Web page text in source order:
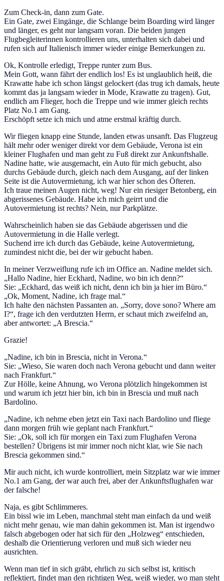
Zum Check-in, dann zum Gate.
Ein Gate, zwei Eingänge, die Schlange beim Boarding wird länger
und länger, es geht nur langsam voran. Die beiden jungen
Flugbegleiterinnen kontrollieren uns, unterhalten sich dabei und
rufen sich auf Italienisch immer wieder einige Bemerkungen zu.
Ok, Kontrolle erledigt, Treppe runter zum Bus.
Mein Gott, wann fährt der endlich los! Es ist unglaublich heiß, die
Krawatte habe ich schon längst gelockert (das trug ich damals, heute
kommt das ja langsam wieder in Mode, Krawatte zu tragen). Gut,
endlich am Flieger, hoch die Treppe und wie immer gleich rechts
Platz No.1 am Gang.
Erschöpft setze ich mich und atme erstmal kräftig durch.
Wir fliegen knapp eine Stunde, landen etwas unsanft. Das Flugzeug
hält mehr oder weniger direkt vor dem Gebäude, Verona ist ein
kleiner Flughafen und man geht zu Fuß direkt zur Ankunftshalle.
Nadine hatte, wie ausgemacht, ein Auto für mich gebucht, also
durchs Gebäude durch, gleich nach dem Ausgang, auf der linken
Seite ist die Autovermietung, ich war hier schon des Öfteren.
Ich traue meinen Augen nicht, weg! Nur ein riesiger Betonberg, ein
abgerissenes Gebäude. Habe ich mich geirrt und die
Autovermietung ist rechts? Nein, nur Parkplätze.
Wahrscheinlich haben sie das Gebäude abgerissen und die
Autovermietung in die Halle verlegt.
Suchend irre ich durch das Gebäude, keine Autovermietung,
zumindest nicht die, bei der wir gebucht haben.
In meiner Verzweiflung rufe ich im Office an. Nadine meldet sich.
„Hallo Nadine, hier Eckhard, Nadine, wo bin ich denn?“
Sie: „Eckhard, das weiß ich nicht, denn ich bin ja hier im Büro.“
„Ok, Moment, Nadine, ich frage mal.“
Ich halte den nächsten Passanten an. „Sorry, dove sono? Where am
I?“, frage ich den verdutzten Herrn, er schaut mich zweifelnd an,
aber antwortet: „A Brescia.“
Grazie!
„Nadine, ich bin in Brescia, nicht in Verona.“
Sie: „Wieso, Sie waren doch nach Verona gebucht und dann weiter
nach Frankfurt.“
Zur Hölle, keine Ahnung, wo Verona plötzlich hingekommen ist
und warum ich jetzt hier bin, ich bin in Brescia und muß nach
Bardolino.
„Nadine, ich nehme eben jetzt ein Taxi nach Bardolino und fliege
dann morgen früh wie geplant nach Frankfurt.“
Sie: „Ok, soll ich für morgen ein Taxi zum Flughafen Verona
bestellen? Übrigens ist mir immer noch nicht klar, wie Sie nach
Brescia gekommen sind.“
Mir auch nicht, ich wurde kontrolliert, mein Sitzplatz war wie immer
No.1 am Gang, der war auch frei, aber der Ankunftsflughafen war
der falsche!
Naja, es gibt Schlimmeres.
Ein bissl wie im Leben, manchmal steht man einfach da und weiß
nicht mehr genau, wie man dahin gekommen ist. Man ist irgendwo
falsch abgebogen oder hat sich für den „Holzweg“ entschieden,
deshalb die Orientierung verloren und muß sich wieder neu
ausrichten.
Wenn man tief in sich gräbt, ehrlich zu sich selbst ist, kritisch
reflektiert, findet man den richtigen Weg, weiß wieder, wo man steht